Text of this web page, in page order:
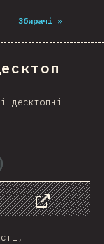
Збирачі »
десктопні
Share